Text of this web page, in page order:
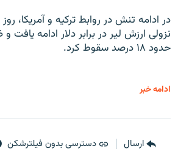
در ادامه تنش در روابط ترکیه و آمریکا،
نزولی ارزش لیر در برابر دلار ادامه یافت
حدود ۱۸ درصد سقوط کرد.
ادامه خبر
ارسال دسترسی بدون فیلترشکن